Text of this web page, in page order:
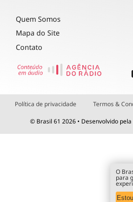
Quem Somos
Mapa do Site
Contato
Política de privacidade Termos &
© Brasil 61 2026 • Desenvolvido pela
O
para